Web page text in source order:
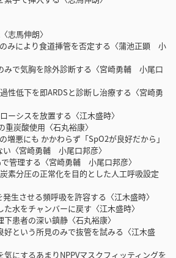
馬伸朗〉
みにより食道挿管を否定する〈蒲池正顕 小
で気胸を除外診断する〈宮崎勇輔 小尾口
低下を即ARDSと診断し治療する〈宮崎勇
シスを放置する〈江木盛時〉
炭酸使用〈石丸裕康〉
悪にも かかわらず「SpO2が良好だから」
い〈宮崎勇輔 小尾口邦彦〉
管理する〈宮崎勇輔 小尾口邦彦〉
分圧の正常化を目的とした人工呼吸設定
生させる頻呼吸を許容する〈江木盛時〉
をチャンバーに戻す〈江木盛時〉
者の深い鎮静〈石丸裕康〉
いう所見のみで抜管を試みる〈江木盛
するあまりNPPVマスクフィッティングを